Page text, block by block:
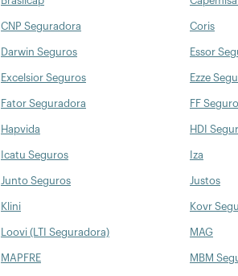
CNP Seguradora Coris
Darwin Seguros Essor
Excelsior Seguros Ezze
Fator Seguradora FF
Hapvida HDI
Icatu Seguros Iza
Junto Seguros Justos
Klini Kovr
Loovi (LTI Seguradora) MAG
MAPFRE MBM